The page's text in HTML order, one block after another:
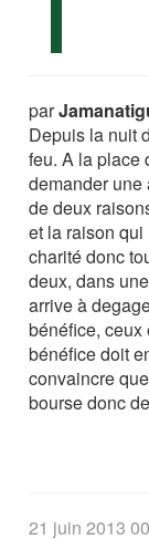
par
Depuis la nuit
feu. A la place
demander
de deux
et la raison qui
charité donc
deux, dans
arrive à
bénéfice, ceux
bénéfice doit
convaincre
bourse donc
21 juin 2013